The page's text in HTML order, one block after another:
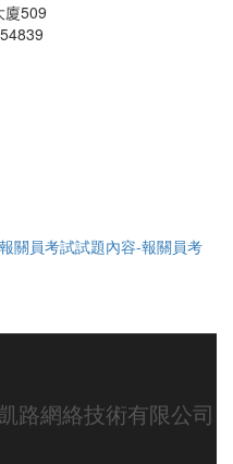
廈509
關員考試試題內容-報關員考
路網絡技術有限公司